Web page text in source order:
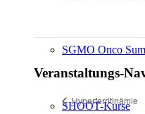
SGMO Onco
SHOOT-Kurse
Veranstaltungs-
Hyperferritinämie